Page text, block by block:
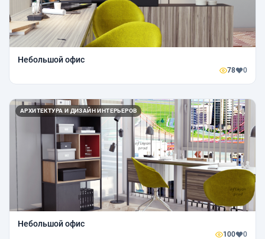
Небольшой офис
78 0
АРХИТЕКТУРА И ДИЗАЙН ИНТЕРЬЕРОВ
Небольшой офис
100 0